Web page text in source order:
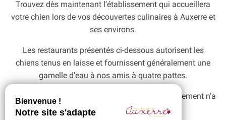
Trouvez dès maintenant l’établissement qui accueillera
votre chien lors de vos découvertes culinaires à Auxerre et
ses environs.
Les restaurants présentés ci-dessous autorisent les
chiens tenus en laisse et fournissent généralement une
gamelle d’eau à nos amis à quatre pattes.
Vérifiez toujours avant de vous installer si le règlement n’a
pas changé puis régalez-vous!